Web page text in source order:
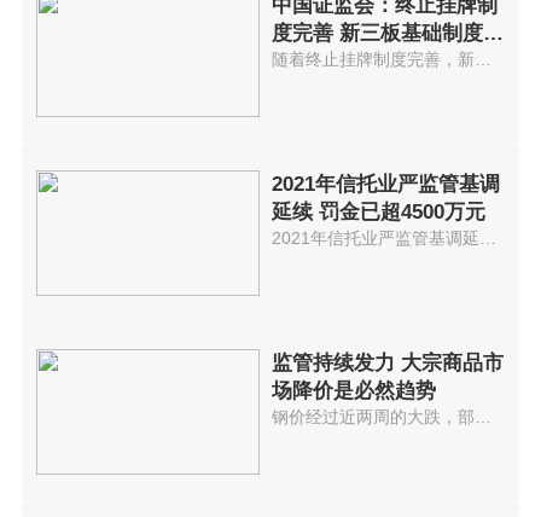
中国证监会：终止挂牌制
度完善 新三板基础制度建
设持续发
随着终止挂牌制度完善，新三板基...
2021年信托业严监管基调
延续 罚金已超4500万元
监管持续发力 大宗商品市
场降价是必然趋势